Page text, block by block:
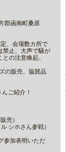
郡函南町桑原
、会場数カ所で
禁止、大声で騒が
の注意喚起。
の販売、協賛品
ご紹介！
売）
シホさん参戦）
参加表明いただ